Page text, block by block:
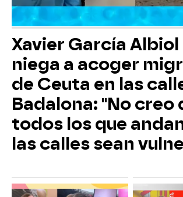
Xavier García Albiol
niega a acoger
de Ceuta en las
Badalona: "No creo
todos los que
las calles sean